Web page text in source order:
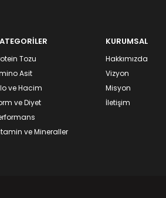
Tozu
Asit
ve Hacim
ve Diyet
ve Mineraller
KURUMSAL
Hakkımızda
Vizyon
Misyon
İletişim